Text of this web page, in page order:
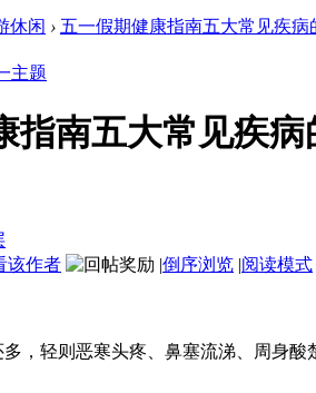
休闲 › 五一假期健康指南五大常见疾病
指南五大常见疾病
该作者 |倒序浏览 |阅读模式
，轻则恶寒头疼、鼻塞流涕、周身